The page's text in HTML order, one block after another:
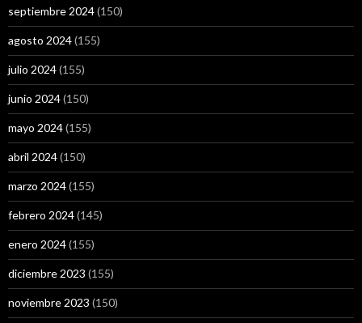
septiembre 2024(150)
agosto 2024(155)
julio 2024(155)
junio 2024(150)
mayo 2024(155)
abril 2024(150)
marzo 2024(155)
febrero 2024(145)
enero 2024(155)
diciembre 2023 (155)
noviembre 2023 (150)